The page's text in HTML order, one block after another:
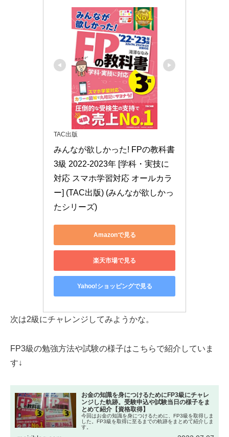
TAC出版
みんなが欲しかった! FPの教科書
3級 2022-2023年 [学科・実技に
対応 スマホ学習対応 オールカラ
ー] (TAC出版) (みんなが欲しかっ
たシリーズ)
Amazonで見る
楽天市場で見る
Yahoo!ショッピングで見る
次は2級にチャレンジしてみようかな。
FP3級の勉強方法や試験の様子はこちらで紹介していま
す↓
お金の知識を身につけるためにFP3級にチャレ
ンジした軌跡。受験申込や試験当日の様子をま
とめて紹介【資格取得】
今回はお金の知識を身につけるために、FP3級を取得しま
した。FP3級を取得に至るまでの軌跡をまとめて紹介しま
す。